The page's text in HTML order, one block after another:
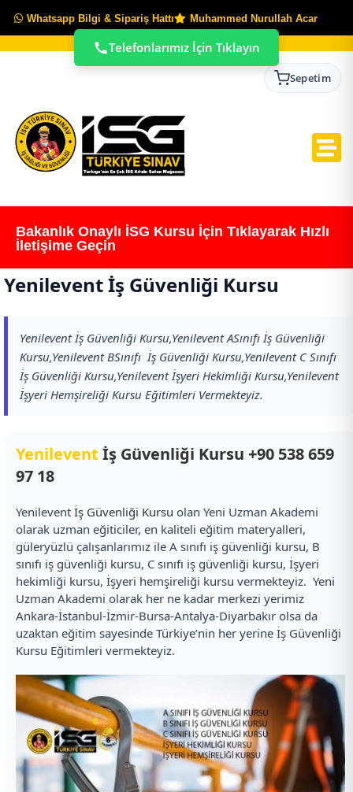
Whatsapp Bilgi & Sipariş Hattı Muhammed Nurullah Acar
Sepetim
Bakanlık Onaylı İSG Kursu İçin Tıklayarak Hızlı
İletişime Geçin
Yenilevent İş Güvenliği Kursu
Yenilevent İş Güvenliği Kursu,Yenilevent ASınıfı İş Güvenliği
Kursu,Yenilevent BSınıfı İş Güvenliği Kursu,Yenilevent C Sınıfı
İş Güvenliği Kursu,Yenilevent İşyeri Hekimliği Kursu,Yenilevent
İşyeri Hemşireliği Kursu Eğitimleri Vermekteyiz.
Yenilevent İş Güvenliği Kursu +90 538 659
97 18
Yenilevent İş Güvenliği Kursu olan Yeni Uzman Akademi
olarak uzman eğiticiler, en kaliteli eğitim materyalleri,
güleryüzlü çalışanlarımız ile A sınıfı iş güvenliği kursu, B
sınıfı iş güvenliği kursu, C sınıfı iş güvenliği kursu, İşyeri
hekimliği kursu, İşyeri hemşireliği kursu vermekteyiz. Yeni
Uzman Akademi olarak her ne kadar merkezi yerimiz
Ankara-İstanbul-İzmir-Bursa-Antalya-Diyarbakır olsa da
uzaktan eğitim sayesinde Türkiye’nin her yerine İş Güvenliği
Kursu Eğitimleri vermekteyiz.
Telefonlarımız İçin Tıklayın